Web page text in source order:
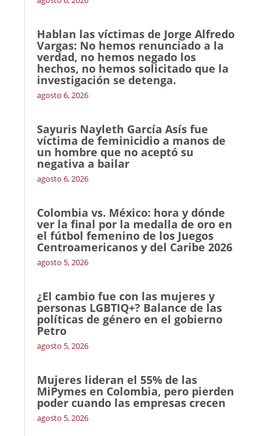
Hablan las víctimas de Jorge Alfredo
Vargas: No hemos renunciado a la
verdad, no hemos negado los
hechos, no hemos solicitado que la
investigación se detenga.
agosto 6, 2026
Sayuris Nayleth García Asís fue
víctima de feminicidio a manos de
un hombre que no aceptó su
negativa a bailar
agosto 6, 2026
Colombia vs. México: hora y dónde
ver la final por la medalla de oro en
el fútbol femenino de los Juegos
Centroamericanos y del Caribe 2026
agosto 5, 2026
¿El cambio fue con las mujeres y
personas LGBTIQ+? Balance de las
políticas de género en el gobierno
Petro
agosto 5, 2026
Mujeres lideran el 55% de las
MiPymes en Colombia, pero pierden
poder cuando las empresas crecen
agosto 5, 2026